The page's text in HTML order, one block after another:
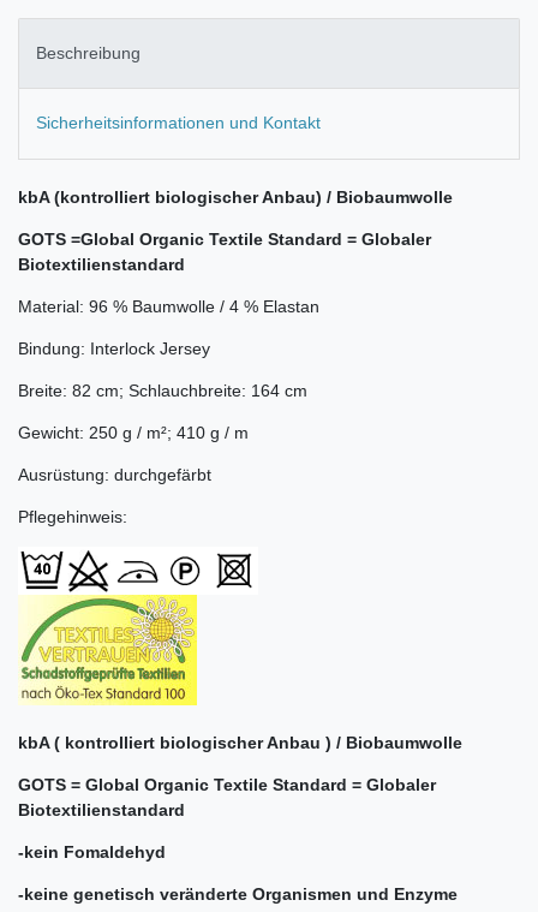
Beschreibung
Sicherheitsinformationen und Kontakt
kbA (kontrolliert biologischer Anbau) / Biobaumwolle
GOTS =Global Organic Textile Standard = Globaler
Biotextilienstandard
Material: 96 % Baumwolle / 4 % Elastan
Bindung: Interlock Jersey
Breite: 82 cm; Schlauchbreite: 164 cm
Gewicht: 250 g / m²; 410 g / m
Ausrüstung: durchgefärbt
Pflegehinweis:
kbA ( kontrolliert biologischer Anbau ) / Biobaumwolle
GOTS = Global Organic Textile Standard = Globaler
Biotextilienstandard
-kein Fomaldehyd
-keine genetisch veränderte Organismen und Enzyme